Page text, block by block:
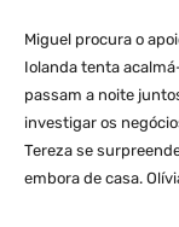
Miguel procura o
Iolanda tenta
passam a noite
investigar os
Tereza se
embora de casa.